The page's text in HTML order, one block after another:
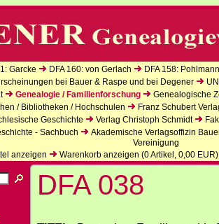
Garcke DFA 160: von Gerlach
DFA 158:
bei Bauer & Raspe und bei Degener
Genealogie / Familienforschung
Genealogische
/ Bibliotheken / Hochschulen
Franz Schubert
Geschichte Verlag Christoph Schmidt
- Sachbuch
Akademische Verlagsoffizin
Vereinigung
anzeigen
Warenkorb anzeigen (0Artikel, 0,00 EUR)
DFA 038